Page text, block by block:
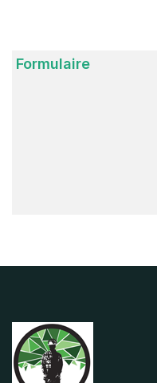
Formulaire